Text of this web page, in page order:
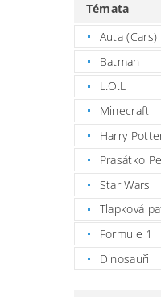
Témata
Auta (Cars)
Batman
L.O.L
Minecraft
Harry
Prasátko
Star Wars
Tlapková
Formule 1
Dinosauři